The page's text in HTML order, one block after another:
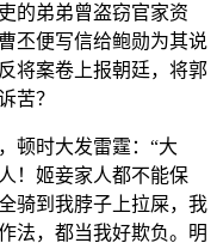
的弟弟曾盗窃官家资
丕便写信给鲍勋为其说
将案卷上报朝廷，将郭
苦？
顿时大发雷霆：“大
！姬妾家人都不能保
骑到我脖子上拉屎，我
法，都当我好欺负。明